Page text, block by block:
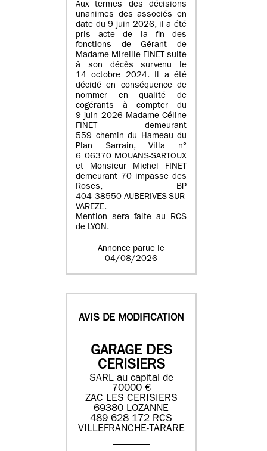
Aux termes des décisions
unanimes des associés en
date du 9 juin 2026, il a été
pris acte de la fin des
fonctions de Gérant de
Madame Mireille FINET suite
à son décès survenu le
14 octobre 2024. Il a été
décidé en conséquence de
nommer en qualité de
cogérants à compter du
9 juin 2026 Madame Céline
FINET demeurant
559 chemin du Hameau du
Plan Sarrain, Villa n°
6 06370 MOUANS-SARTOUX
et Monsieur Michel FINET
demeurant 70 impasse des
Roses, BP
404 38550 AUBERIVES-SUR-
VAREZE.
Mention sera faite au RCS
de LYON.
Annonce parue le
04/08/2026
AVIS DE MODIFICATION
GARAGE DES
CERISIERS
SARL au capital de
70000 €
ZAC LES CERISIERS
69380 LOZANNE
489 628 172 RCS
VILLEFRANCHE-TARARE